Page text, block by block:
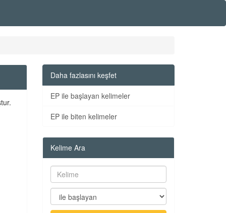
Daha fazlasını keşfet
EP ile başlayan kelimeler
EP ile biten kelimeler
Kelime Ara